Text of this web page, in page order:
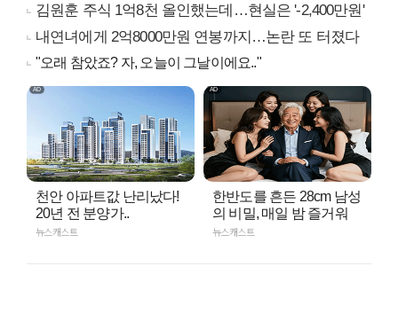
김원훈 주식 1억8천 올인했는데…현실은 '-2,400만원'
내연녀에게 2억8000만원 연봉까지…논란 또 터졌다
"오래 참았죠? 자, 오늘이 그날이에요.."
천안 아파트값 난리났다!
20년 전 분양가..
뉴스캐스트
한반도를 흔든 28cm 남성
의 비밀, 매일 밤 즐거워
뉴스캐스트